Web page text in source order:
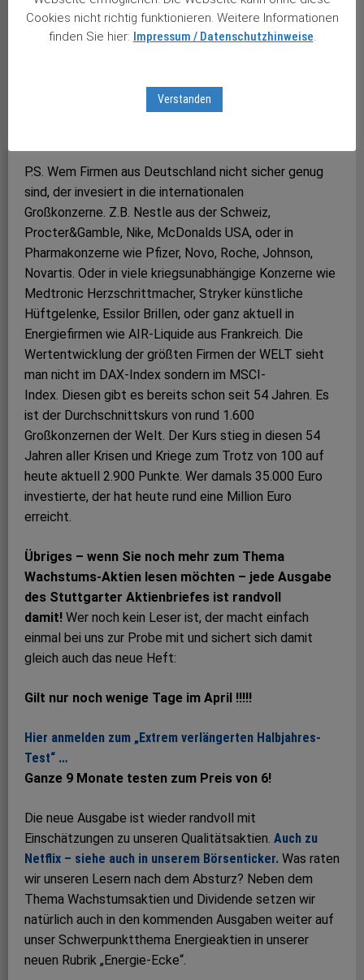
Herzliche Grüße und alles Gute
Ihr Joachim Brandmaier
P.S. Wem Firmen aus Deutschland nicht sicher genug
sind, der invesiert in die internationalen
Großkonzerne. Z.B. Nestle aus der Schweiz,
Procter&Gamble, Nike, McDonalds USA, oder in
Pharmakonzerne wie Pfizer, Novo, Roche, Johnson,
Novartis. Oder in viele kriegsunabhängige Konzerne wie
Medtronic Herzschrittmacher, Stryker künstliche
Hüftgelenke, Essilor Brillen, oder ganz aktuell in
Energiefirmen wie AIR-Liquide aus Frankreich. Die
Wertentwicklung der größten Firmen der WELT sieht
man nicht im DAX-Index sondern im MSCI-
Index. Diesen gibt es bereits schon seit 54 Jahren. Es
ist der Durchschnittskurs von rund 1.600
Großkonzernen der Welt. Der Kurs stieg in diesen 54
Jahren aller Krisen und Kriege zum Trotz von 100 auf
heute aktuell 2.900 Punkte. Wer damals 35.000 Euro
investierte, der hat heute rund eine Million Euro
erreicht.
Übriges – wenn Sie noch mehr zum Thema
Wachstums-Aktien lesen möchten – jede Ausgabe
des Stuttgarter Aktienbriefes ist randvoll
damit! Wer noch kein Leser ist, der macht einfach
einmal bei uns zur Probe mit und sichert sich damit
gleich auch das neue Heft:
Gilt nur noch wenige Tage im April !!!!!
Hier anmelden zum „Extrem verlängerten Halbjahres-
Test“ …
Ganze 9 Monate testen zum Preis von 6!
Die neue Ausgabe ist wieder randvoll mit
Einschätzungen zu unseren Qualitätsaktien. Auch zu
Netflix – siehe auch in unserem Börsenticker. Was raten
wir unseren Lesern nach dem Absturz? Neben dem
Thema Wachstumsaktien und Dividende setzen wir
natürlich auch in den kommenden Ausgaben weiter auf
unser Schwerpunktthema Energieaktien in unserer
neuen Rubrik „Energie-Ecke“.
Cookies nicht richtig funktionieren. Weitere Informationen
finden Sie hier: Impressum / Datenschutzhinweise
Verstanden